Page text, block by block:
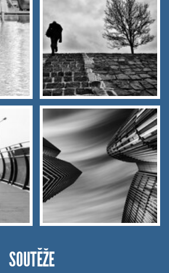
SOUTĚŽE